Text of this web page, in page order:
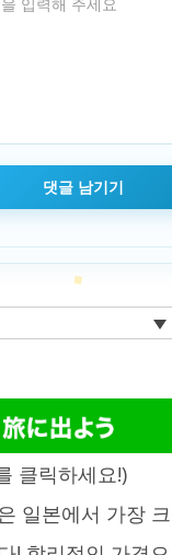
클릭하세요!)
일본에서 가장